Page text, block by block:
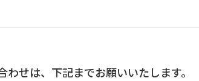
せは、 下記までお願いいたします。